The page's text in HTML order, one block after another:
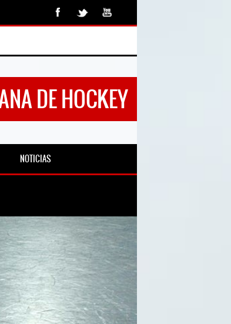
DE HOCKEY
NOTICIAS